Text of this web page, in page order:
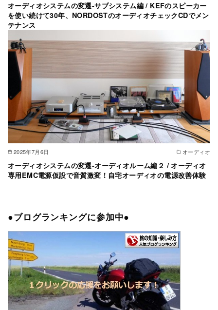
オーディオシステムの変遷-サブシステム編 / KEFのスピーカー
を使い続けて30年、NORDOSTのオーディオチェックCDでメン
テナンス
2025年7月6日 オーディオ
オーディオシステムの変遷-オーディオルーム編２ / オーディオ
専用EMC電源仮設で音質激変！自宅オーディオの電源改善体験
●ブログランキングに参加中●